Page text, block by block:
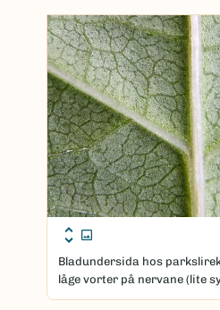
Bladundersida hos
låge vorter på nervane (lite